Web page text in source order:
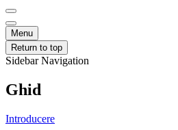
Menu
Return to top
Sidebar Navigation
Ghid
Introducere